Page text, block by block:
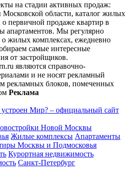
на стадии активных продаж:
области, каталог жилых
первичной продаже квартир в
апартаментов. Мы регулярно
жилых комплексах, ежедневно
самые интересные
от застройщиков.
являются справочно-
и не носят рекламный
рекламных блоков, помеченных
Реклама
Мир? – официальный сайт
Новой Москвы
Жилые комплексы Апартаменты
Москвы и Подмосковья
Курортная недвижимость
Санкт-Петербург